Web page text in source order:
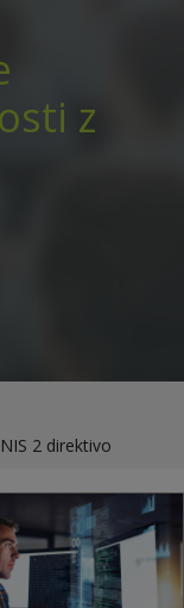
z
2 direktivo